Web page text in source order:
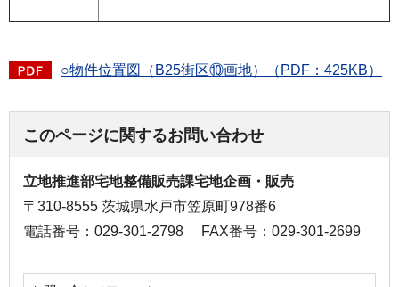
○物件位置図（B25街区⑩画地）（PDF：425KB）
このページに関するお問い合わせ
立地推進部宅地整備販売課宅地企画・販売
〒310-8555 茨城県水戸市笠原町978番6
電話番号：029-301-2798
FAX番号：029-301-2699